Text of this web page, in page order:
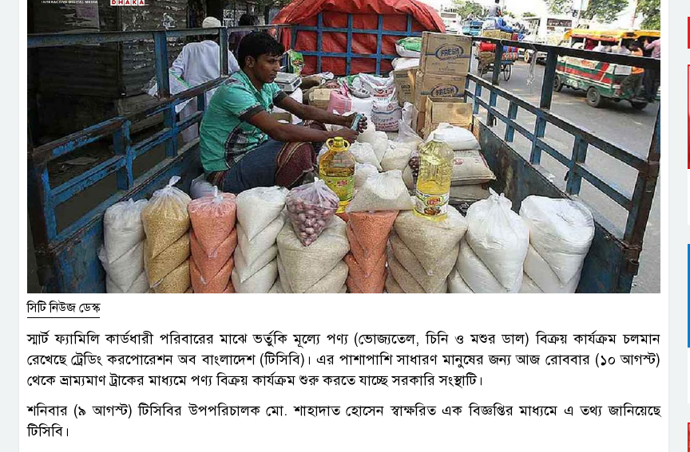
সিটি নিউজ ডেস্ক
স্মার্ট ফ্যামিলি কার্ডধারী পরিবারের মাঝে ভর্তুকি মূল্যে পণ্য (ভোজ্যতেল, চিনি ও মশুর ডাল) বিক্রয় কার্যক্রম চলমান
রেখেছে ট্রেডিং করপোরেশন অব বাংলাদেশ (টিসিবি)। এর পাশাপাশি সাধারণ মানুষের জন্য আজ রোববার (১০ আগস্ট)
থেকে ভ্রাম্যমাণ ট্রাকের মাধ্যমে পণ্য বিক্রয় কার্যক্রম শুরু করতে যাচ্ছে সরকারি সংস্থাটি।
শনিবার (৯ আগস্ট) টিসিবির উপপরিচালক মো. শাহাদাত হোসেন স্বাক্ষরিত এক বিজ্ঞপ্তির মাধ্যমে এ তথ্য জানিয়েছে
টিসিবি।